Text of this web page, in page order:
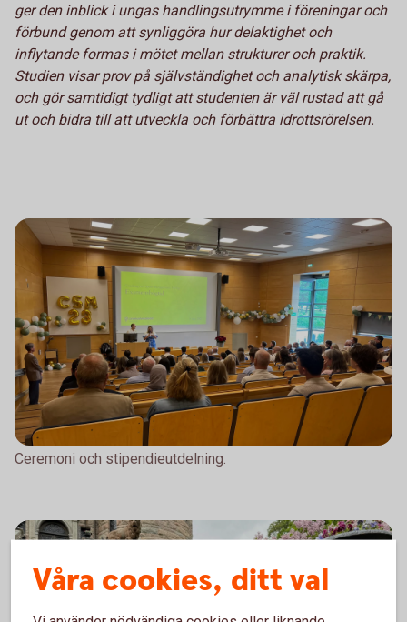
ger den inblick i ungas handlingsutrymme i föreningar och
förbund genom att synliggöra hur delaktighet och
inflytande formas i mötet mellan strukturer och praktik.
Studien visar prov på självständighet och analytisk skärpa,
och gör samtidigt tydligt att studenten är väl rustad att gå
ut och bidra till att utveckla och förbättra idrottsrörelsen.
Ceremoni och stipendieutdelning.
Våra cookies, ditt val